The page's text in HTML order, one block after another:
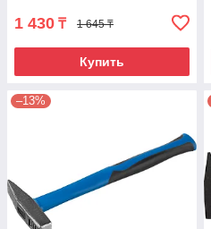
1 430 ₸ 1 645 ₸
Купить
–13%